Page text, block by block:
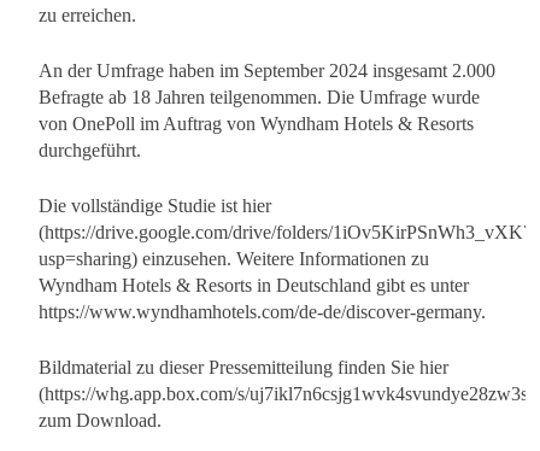
zu erreichen.
An der Umfrage haben im September 2024 insgesamt 2.000
Befragte ab 18 Jahren teilgenommen. Die Umfrage wurde
von OnePoll im Auftrag von Wyndham Hotels & Resorts
durchgeführt.
Die vollständige Studie ist hier
(https://drive.google.com/drive/folders/
usp=sharing) einzusehen. Weitere Informationen zu
Wyndham Hotels & Resorts in Deutschland gibt es unter
https://www.wyndhamhotels.com/de-de/discover-germany.
Bildmaterial zu dieser Pressemitteilung finden Sie hier
(https://whg.app.box.com/s/
zum Download.